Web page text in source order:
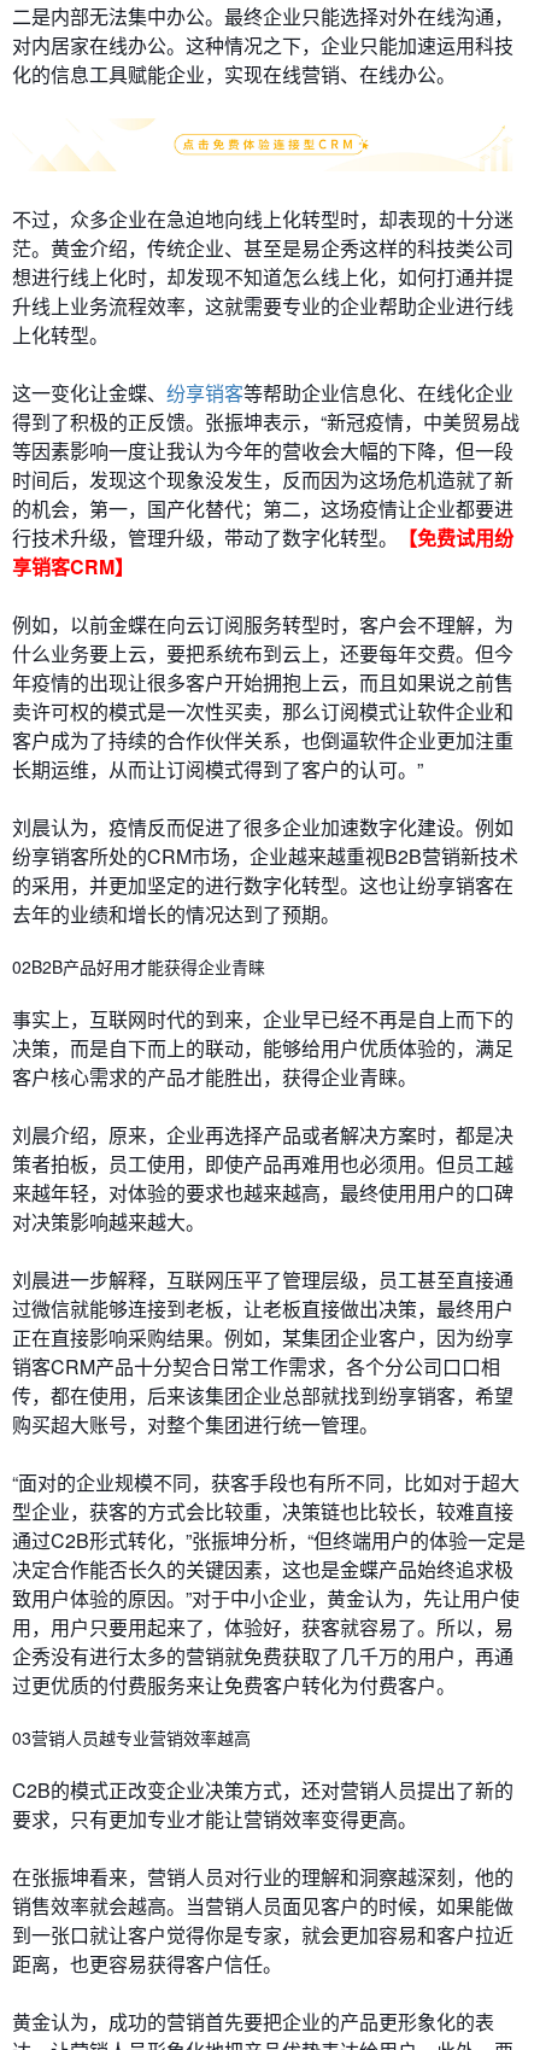
二是内部无法集中办公。最终企业只能选择对外在线沟通，
对内居家在线办公。这种情况之下，企业只能加速运用科技
化的信息工具赋能企业，实现在线营销、在线办公。
不过，众多企业在急迫地向线上化转型时，却表现的十分迷
茫。黄金介绍，传统企业、甚至是易企秀这样的科技类公司
想进行线上化时，却发现不知道怎么线上化，如何打通并提
升线上业务流程效率，这就需要专业的企业帮助企业进行线
上化转型。
这一变化让金蝶、 纷享销客等帮助企业信息化、在线化企业
得到了积极的正反馈。张振坤表示，“新冠疫情，中美贸易战
等因素影响一度让我认为今年的营收会大幅的下降，但一段
时间后，发现这个现象没发生，反而因为这场危机造就了新
的机会，第一，国产化替代；第二，这场疫情让企业都要进
行技术升级，管理升级，带动了数字化转型。
【免费试用纷
享销客CRM】
例如，以前金蝶在向云订阅服务转型时，客户会不理解，为
什么业务要上云，要把系统布到云上，还要每年交费。但今
年疫情的出现让很多客户开始拥抱上云，而且如果说之前售
卖许可权的模式是一次性买卖，那么订阅模式让软件企业和
客户成为了持续的合作伙伴关系，也倒逼软件企业更加注重
长期运维，从而让订阅模式得到了客户的认可。”
刘晨认为，疫情反而促进了很多企业加速数字化建设。例如
纷享销客所处的CRM市场，企业越来越重视B2B营销新技术
的采用，并更加坚定的进行数字化转型。这也让纷享销客在
去年的业绩和增长的情况达到了预期。
02B2B产品好用才能获得企业青睐
事实上，互联网时代的到来，企业早已经不再是自上而下的
决策，而是自下而上的联动，能够给用户优质体验的，满足
客户核心需求的产品才能胜出，获得企业青睐。
刘晨介绍，原来，企业再选择产品或者解决方案时，都是决
策者拍板，员工使用，即使产品再难用也必须用。但员工越
来越年轻，对体验的要求也越来越高，最终使用用户的口碑
对决策影响越来越大。
刘晨进一步解释，互联网压平了管理层级，员工甚至直接通
过微信就能够连接到老板，让老板直接做出决策，最终用户
正在直接影响采购结果。例如，某集团企业客户，因为纷享
销客CRM产品十分契合日常工作需求，各个分公司口口相
传，都在使用，后来该集团企业总部就找到纷享销客，希望
购买超大账号，对整个集团进行统一管理。
“面对的企业规模不同，获客手段也有所不同，比如对于超大
型企业，获客的方式会比较重，决策链也比较长，较难直接
通过C2B形式转化，”张振坤分析，“但终端用户的体验一定是
决定合作能否长久的关键因素，这也是金蝶产品始终追求极
致用户体验的原因。”对于中小企业，黄金认为，先让用户使
用，用户只要用起来了，体验好，获客就容易了。所以，易
企秀没有进行太多的营销就免费获取了几千万的用户，再通
过更优质的付费服务来让免费客户转化为付费客户。
03营销人员越专业营销效率越高
C2B的模式正改变企业决策方式，还对营销人员提出了新的
要求，只有更加专业才能让营销效率变得更高。
在张振坤看来，营销人员对行业的理解和洞察越深刻，他的
销售效率就会越高。当营销人员面见客户的时候，如果能做
到一张口就让客户觉得你是专家，就会更加容易和客户拉近
距离，也更容易获得客户信任。
黄金认为，成功的营销首先要把企业的产品更形象化的表